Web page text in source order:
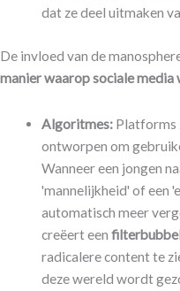
dat ze deel uitmaken
De invloed van de
manier waarop sociale media
Algoritmes:Platforms
ontworpen om
Wanneer een jongen
'mannelijkheid' of een
automatisch meer
creëert een
radicalere content te
deze wereld wordt